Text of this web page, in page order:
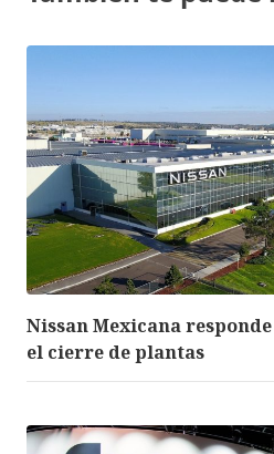
Nissan Mexicana
el cierre de plantas